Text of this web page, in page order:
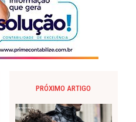
PRÓXIMO ARTIGO